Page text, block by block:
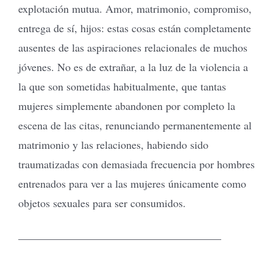
explotación mutua. Amor, matrimonio, compromiso,
entrega de sí, hijos: estas cosas están completamente
ausentes de las aspiraciones relacionales de muchos
jóvenes. No es de extrañar, a la luz de la violencia a
la que son sometidas habitualmente, que tantas
mujeres simplemente abandonen por completo la
escena de las citas, renunciando permanentemente al
matrimonio y las relaciones, habiendo sido
traumatizadas con demasiada frecuencia por hombres
entrenados para ver a las mujeres únicamente como
objetos sexuales para ser consumidos.